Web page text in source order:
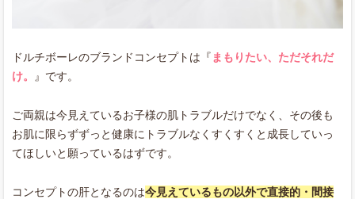
ドルチボーレのブランドコンセプトは『 まもりたい、ただそれだ
け。
』です。
ご両親は今見えているお子様の肌トラブルだけでなく、その後も
お肌に限らずずっと健康にトラブルなくすくすくと成長していっ
てほしいと願っているはずです。
コンセプトの肝となるのは今見えているもの以外で直接的・間接